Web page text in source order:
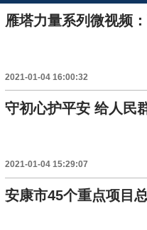
雁塔力量系列微视频
2021-01-04 16:00:32
守初心护平安 给人民
2021-01-04 15:29:07
安康市45个重点项目